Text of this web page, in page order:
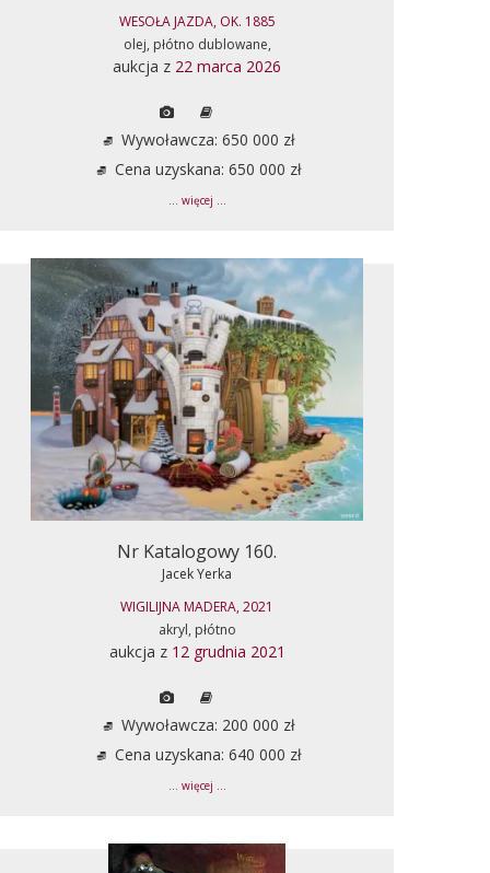
WESOŁA JAZDA, OK. 1885
olej, płótno dublowane,
aukcja z 22 marca 2026
Wywoławcza: 650 000 zł
Cena uzyskana: 650 000 zł
... więcej ...
Nr Katalogowy 160.
Jacek Yerka
WIGILIJNA MADERA, 2021
akryl, płótno
aukcja z 12 grudnia 2021
Wywoławcza: 200 000 zł
Cena uzyskana: 640 000 zł
... więcej ...